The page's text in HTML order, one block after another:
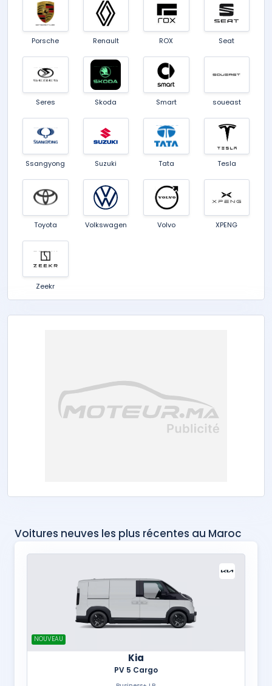
Porsche Renault ROX Seat
Seres Skoda Smart soueast
Ssangyong Suzuki Tata Tesla
Toyota Volkswagen Volvo XPENG
Zeekr
Voitures neuves les plus récentes au Maroc
NOUVEAU
Kia
PV 5 Cargo